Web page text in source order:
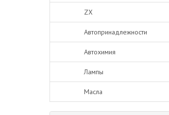
ZX
Автопринадлежности
Автохимия
Лампы
Масла